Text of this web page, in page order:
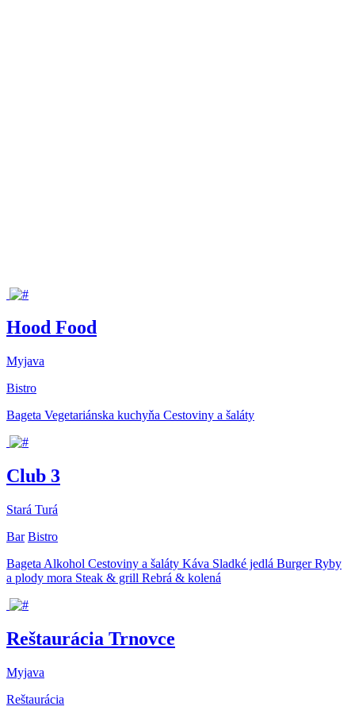
Hood Food
Myjava
Bistro
Bageta Vegetariánska kuchyňa Cestoviny a šaláty
Club 3
Stará Turá
Bar Bistro
Bageta Alkohol Cestoviny a šaláty Káva Sladké jedlá BurgerRyby
a plody mora Steak & grill Rebrá & kolená
Reštaurácia Trnovce
Myjava
Reštaurácia